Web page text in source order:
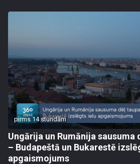
pirms 14 stundām
Ungārija un Rumānija
– Budapeštā un Bukarestē
apgaismojums